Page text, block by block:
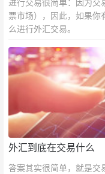
票市场），因此，如果你
么进行外汇交易。
外汇到底在交易什么
答案其实很简单，就是交